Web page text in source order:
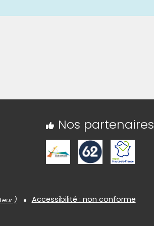
Nos partenaires
Accessibilité : non conforme